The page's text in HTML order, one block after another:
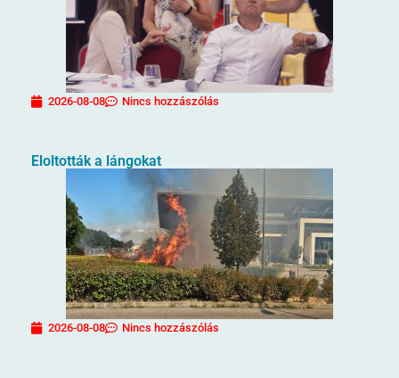
2026-08-08 Nincs hozzászólás
Eloltották a lángokat
2026-08-08 Nincs hozzászólás